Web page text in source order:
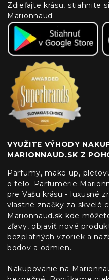
Zdieľajte krásu, stiahnite
Marionnaud
VYUŽITE VÝHODY
MARIONNAUD.SK Z
Parfumy, make up,
o telo. Parfumérie
pre Vašu krásu - luxusné
vlastné značky za skvelé
Marionnaud.sk kde
zľavy, objaviť nové
bezplatných vzoriek a
bodov a odmien.
Nakupovanie na